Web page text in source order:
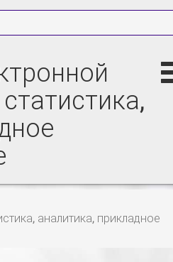
аналитика, прикладное